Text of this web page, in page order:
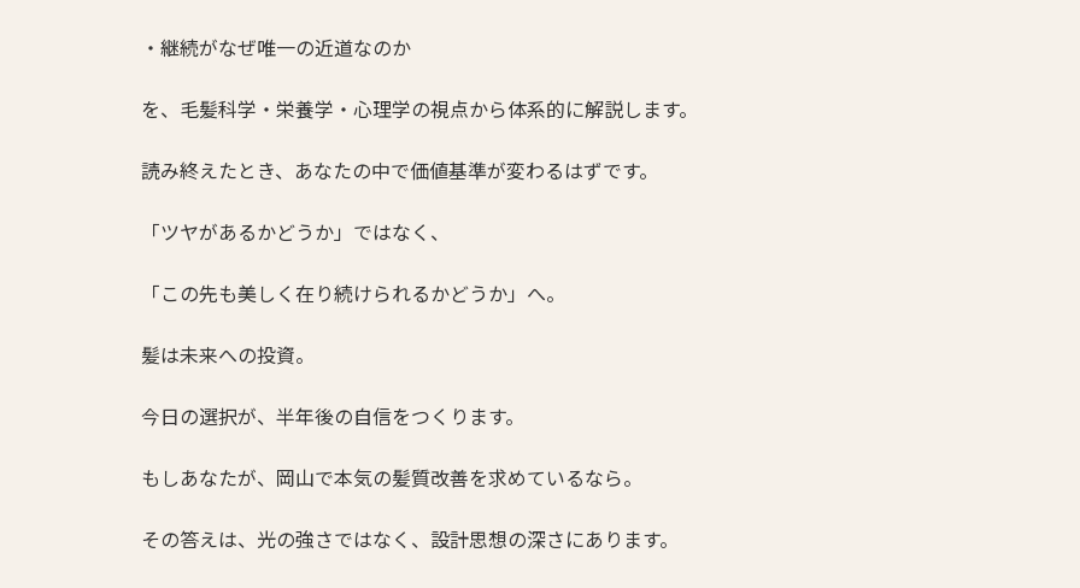
・継続がなぜ唯一の近道なのか
を、毛髪科学・栄養学・心理学の視点から体系的に解説します。
読み終えたとき、あなたの中で価値基準が変わるはずです。
「ツヤがあるかどうか」ではなく、
「この先も美しく在り続けられるかどうか」へ。
髪は未来への投資。
今日の選択が、半年後の自信をつくります。
もしあなたが、岡山で本気の髪質改善を求めているなら。
その答えは、光の強さではなく、設計思想の深さにあります。